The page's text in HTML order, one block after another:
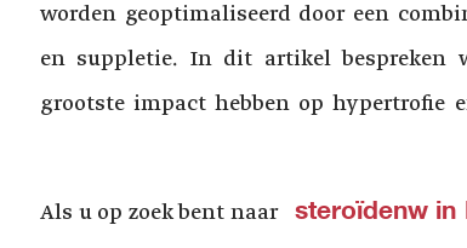
worden geoptimaliseerd door een
en suppletie. In dit artikel bespreken
grootste impact hebben op hypertrofie
Als u op zoek bent naar steroïdenw in